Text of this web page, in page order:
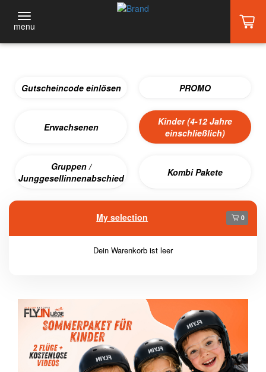
menu
Gutscheincode einlösen PROMO
Erwachsenen
Kinder (4-12 Jahre
einschließlich)
Gruppen /
Junggesellinnenabschied
Kombi Pakete
My selection 0
Dein Warenkorb ist leer